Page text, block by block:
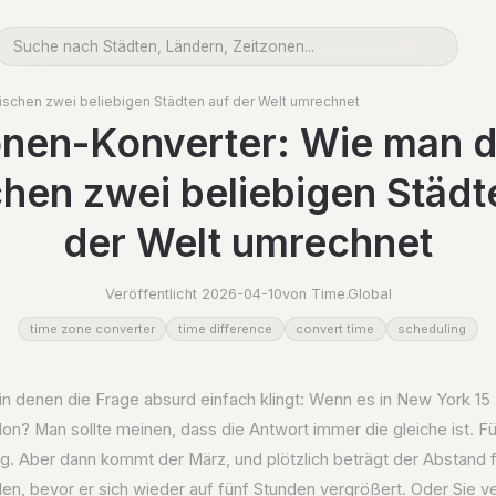
zwei beliebigen Städten auf der Welt umrechnet
Konverter: Wie man
zwei beliebigen
der Welt umrechnet
Veröffentlicht 2026-04-10von Time.Global
time zone converter time difference convert time scheduling
denen die Frage absurd einfach klingt: Wenn es in New York
Man sollte meinen, dass die Antwort immer die gleiche ist.
Aber dann kommt der März, und plötzlich beträgt der Abstand
bevor er sich wieder auf fünf Stunden vergrößert. Oder Sie